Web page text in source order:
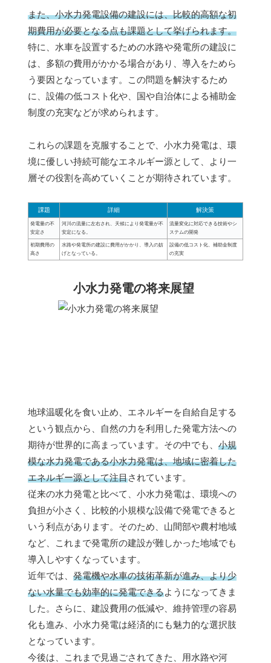
また、小水力発電設備の建設には、比較的高額な初
期費用が必要となる点も課題として挙げられます。
特に、水車を設置するための水路や発電所の建設に
は、多額の費用がかかる場合があり、導入をためら
う要因となっています。この問題を解決するため
に、設備の低コスト化や、国や自治体による補助金
制度の充実などが求められます。
これらの課題を克服することで、小水力発電は、環
境に優しい持続可能なエネルギー源として、より一
層その役割を高めていくことが期待されています。
課題 詳細 解決策
発電量の不
安定さ
河川の流量に左右され、天候により発電量が不
安定になる。
流量変化に対応できる技術やシ
ステムの開発
初期費用の
高さ
水路や発電所の建設に費用がかかり、導入の妨
げとなっている。
設備の低コスト化、補助金制度
の充実
小水力発電の将来展望
地球温暖化を食い止め、エネルギーを自給自足する
という観点から、自然の力を利用した発電方法への
期待が世界的に高まっています。その中でも、 小規
模な水力発電である小水力発電は、地域に密着した
エネルギー源として注目されています。
従来の水力発電と比べて、小水力発電は、環境への
負担が小さく、比較的小規模な設備で発電できると
いう利点があります。そのため、山間部や農村地域
など、これまで発電所の建設が難しかった地域でも
導入しやすくなっています。
近年では、 発電機や水車の技術革新が進み、より少
ない水量でも効率的に発電できるようになってきま
した。さらに、建設費用の低減や、維持管理の容易
化も進み、小水力発電は経済的にも魅力的な選択肢
となっています。
今後は、これまで見過ごされてきた、用水路や河